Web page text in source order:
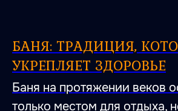
БАНЯ: ТРАДИЦИЯ,
УКРЕПЛЯЕТ ЗДОРОВЬЕ
Баня на протяжении веков
только местом для отдыха,